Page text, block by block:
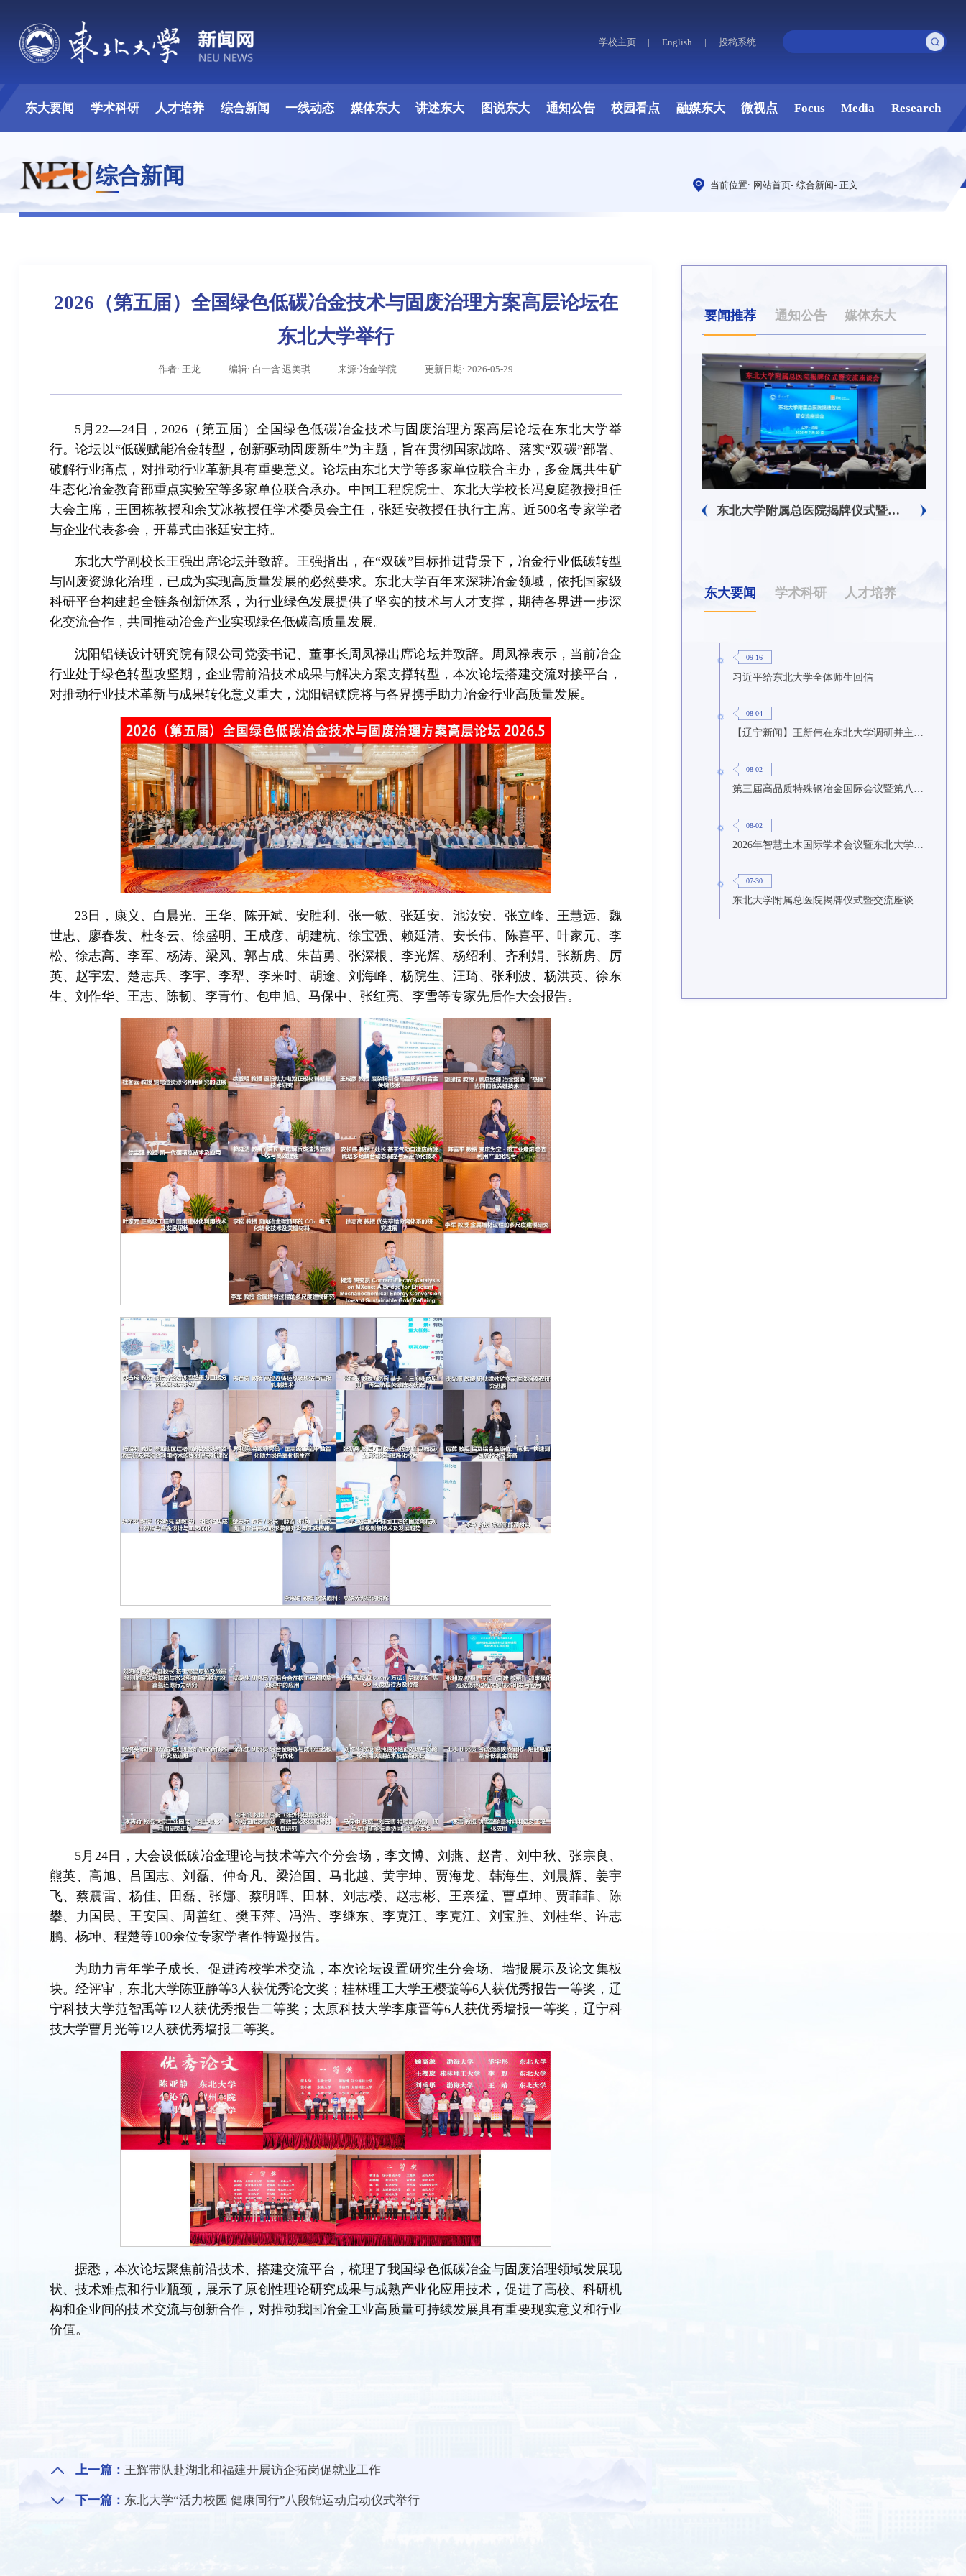
学校主页 | English | 投稿系统
东大要闻 学术科研 人才培养 综合新闻 一线动态 媒体东大 讲述东大 图说东大 通知公告 校园看点 融媒东大 微视点 Focus Media Research
综合新闻 当前位置: 网站首页- 综合新闻- 正文
2026（第五届）全国绿色低碳冶金技术与固废治理方案高层论坛在
东北大学举行
作者: 王龙 编辑: 白一含 迟美琪 来源:冶金学院 更新日期: 2026-05-29
5月22—24日，2026（第五届）全国绿色低碳冶金技术与固废治理方案高层论坛在东北大学举
行。论坛以“低碳赋能冶金转型，创新驱动固废新生”为主题， 旨在贯彻国家战略、落实“双碳”部署、
破解行业痛点，对推动行业革新具有重要意义 。论坛由东北大学等多家单位联合主办，多金属共生矿
生态化冶金教育部重点实验室等多家单位联合承办。中国工程院院士、东北大学校长冯夏庭教授担任
大会主席，王国栋教授和余艾冰教授任学术委员会主任，张廷安教授任执行主席。近500名专家学者
与企业代表参会，开幕式由张廷安主持。
东北大学副校长王强出席论坛并致辞。王强指出，在“双碳”目标推进背景下，冶金行业低碳转型
与固废资源化治理，已成为实现高质量发展的必然要求。东北大学百年来深耕冶金领域，依托国家级
科研平台构建起全链条创新体系，为行业绿色发展提供了坚实的技术与人才支撑，期待各界进一步深
化交流合作，共同推动冶金产业实现绿色低碳高质量发展。
沈阳铝镁设计研究院有限公司党委书记、董事长周凤禄出席论坛并致辞。周凤禄表示，当前冶金
行业处于绿色转型攻坚期，企业需前沿技术成果与解决方案支撑转型，本次论坛搭建交流对接平台，
对推动行业技术革新与成果转化意义重大，沈阳铝镁院将与各界携手助力冶金行业高质量发展。
23日，康义、白晨光、王华、陈开斌、安胜利、张一敏、张廷安、池汝安、张立峰、王慧远、魏
世忠、廖春发、 杜冬云、徐盛明、王成彦、胡建杭、徐宝强、赖延清、安长伟、陈喜平、叶家元、李
松、徐志高、李军、杨涛、梁风、郭占成、朱苗勇、张深根、李光辉、杨绍利、齐利娟、张新房、厉
英、赵宇宏、楚志兵、李宇、李犁、李来时、胡途、刘海峰、杨院生、汪琦、张利波、杨洪英、徐东
生、刘作华、王志、陈韧、李青竹、包申旭、马保中、张红亮、李雪等专家先后作大会报告。
5月24日，大会设低碳冶金理论与技术等六个分会场，李文博、刘燕、赵青、刘中秋、张宗良、
熊英、高旭、吕国志、刘磊、仲奇凡、梁治国、马北越、黄宇坤、贾海龙、韩海生、刘晨辉、姜宇
飞、蔡震雷、杨佳、田磊、张娜、蔡明晖、田林、刘志楼、赵志彬、王亲猛、曹卓坤、贾菲菲、陈
攀、力国民、王安国、周善红、樊玉萍、冯浩、李继东、李克江、李克江、刘宝胜、刘桂华、许志
鹏、杨坤、程楚等100余位专家学者作特邀报告。
为助力青年学子成长、促进跨校学术交流，本次论坛设置研究生分会场、墙报展示及论文集板
块。经评审，东北大学陈亚静等3人获优秀论文奖；桂林理工大学王樱璇等6人获优秀报告一等奖，辽
宁科技大学范智禹等12人获优秀报告二等奖；太原科技大学李康晋等6人获优秀墙报一等奖，辽宁科
技大学曹月光等12人获优秀墙报二等奖。
据悉，本次论坛聚焦前沿技术、搭建交流平台，梳理了我国绿色低碳冶金与固废治理领域发展现
状、技术难点和行业瓶颈，展示了原创性理论研究成果与成熟产业化应用技术，促进了高校、科研机
构和企业间的技术交流与创新合作，对推动我国冶金工业高质量可持续发展具有重要现实意义和行业
价值。
上一篇： 王辉带队赴湖北和福建开展访企拓岗促就业工作
下一篇： 东北大学“活力校园 健康同行”八段锦运动启动仪式举行
要闻推荐 通知公告 媒体东大
辽宁省卓越工程师培养联合体在东北大学成立 习近平给东北大学全体师生回信 东北大学举办树立和践行正确政绩观学习教育培训班
东大要闻 学术科研 人才培养
09-16
习近平给东北大学全体师生回信
08-04
【辽宁新闻】王新伟在东北大学调研并主持召开座谈会
08-02
08-02
07-30
东北大学附属总医院揭牌仪式暨交流座谈会举行